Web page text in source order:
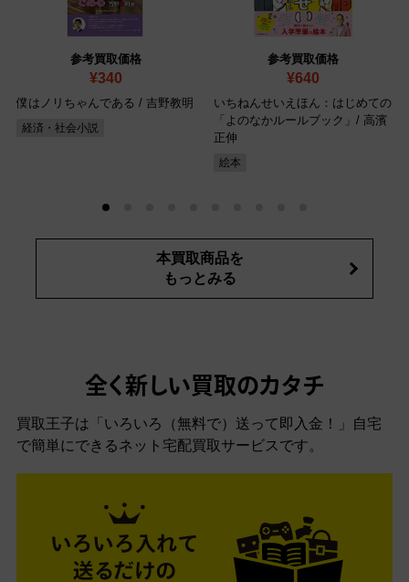
参考買取価格
¥340
僕はノリちゃんである / 吉野教明
経済・社会小説
参考買取価格
¥640
いちねんせいえほん：はじめての
「よのなかルールブック」/ 高濱
正伸
絵本
本買取商品を
もっとみる
全く新しい買取のカタチ
買取王子は「いろいろ（無料で）送って即入金！」自宅
で簡単にできるネット宅配買取サービスです。